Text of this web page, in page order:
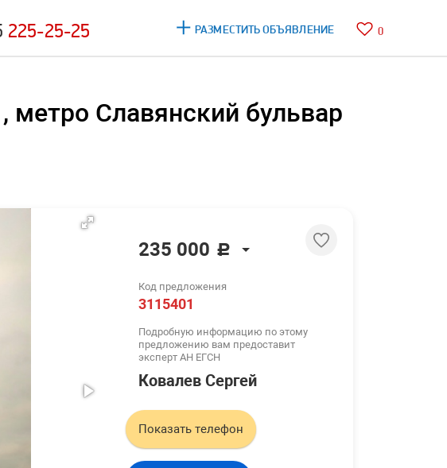
225-25-25 РАЗМЕСТИТЬ ОБЪЯВЛЕНИЕ 0
Славянский бульвар
235 000 c
2 886 $
2 498 €
Код предложения
3115401
Подробную информацию по этому
предложению вам предоставит
эксперт АН ЕГСН
Ковалев Сергей
Показать телефон